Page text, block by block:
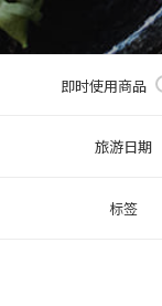
即时使用商品
旅游日期
标签